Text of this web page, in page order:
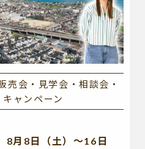
売会・見学会・相談会・
ャンペーン
8月8日（土）～16日